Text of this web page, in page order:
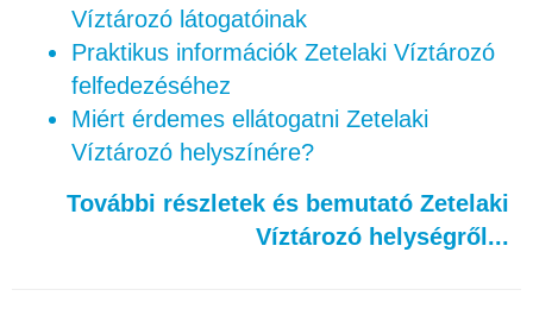
Víztározó látogatóinak
Praktikus információk Zetelaki Víztározó
felfedezéséhez
Miért érdemes ellátogatni Zetelaki
Víztározó helyszínére?
További részletek és bemutató Zetelaki
Víztározó helységről...